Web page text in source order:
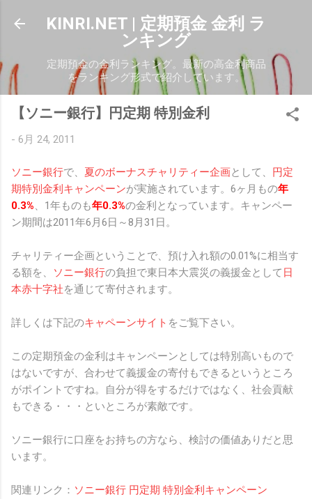
スキップしてメイン コンテンツに移動
KINRI.NET | 定期預金 金利 ラ
ンキング
定期預金の金利ランキング。最新の高金利商品
をランキング形式で紹介しています。
【ソニー銀行】円定期 特別金利
- 6月 24, 2011
ソニー銀行で、 夏のボーナスチャリティー企画として、 円定
期特別金利キャンペーンが実施されています。6ヶ月もの年
0.3% 、1年ものも年0.3%の金利となっています。キャンペー
ン期間は2011年6月6日～8月31日。
チャリティー企画ということで、預け入れ額の0.01%に相当す
る額を、
ソニー銀行の負担で東日本大震災の義援金として 日
本赤十字社を通じて寄付されます。
詳しくは下記のキャペーンサイト をご覧下さい。
この定期預金の金利はキャンペーンとしては特別高いもので
はないですが、合わせて義援金の寄付もできるというところ
がポイントですね。自分が得をするだけではなく、社会貢献
もできる・・・といところが素敵です。
ソニー銀行に口座をお持ちの方なら、検討の価値ありだと思
います。
関連リンク： ソニー銀行 円定期 特別金利キャンペーン